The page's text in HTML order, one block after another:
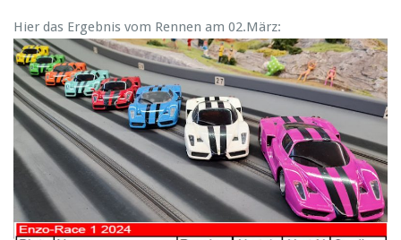
Hier das Ergebnis vom Rennen am 02.März: